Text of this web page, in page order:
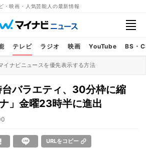
・映画・人気芸能人の最新情報
テレビ ラジオ 映画 YouTube BS・
イナビニュースを優先表示する方法
バラエティ、30分枠に縮
」金曜23時半に進出
URLをコピー